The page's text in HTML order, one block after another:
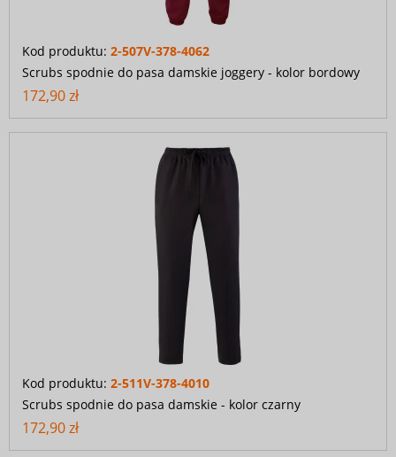
Kod produktu: 2-507V-378-4062
Scrubs spodnie do pasa damskie joggery - kolor bordowy
172,90 zł
Kod produktu: 2-511V-378-4010
Scrubs spodnie do pasa damskie - kolor czarny
172,90 zł